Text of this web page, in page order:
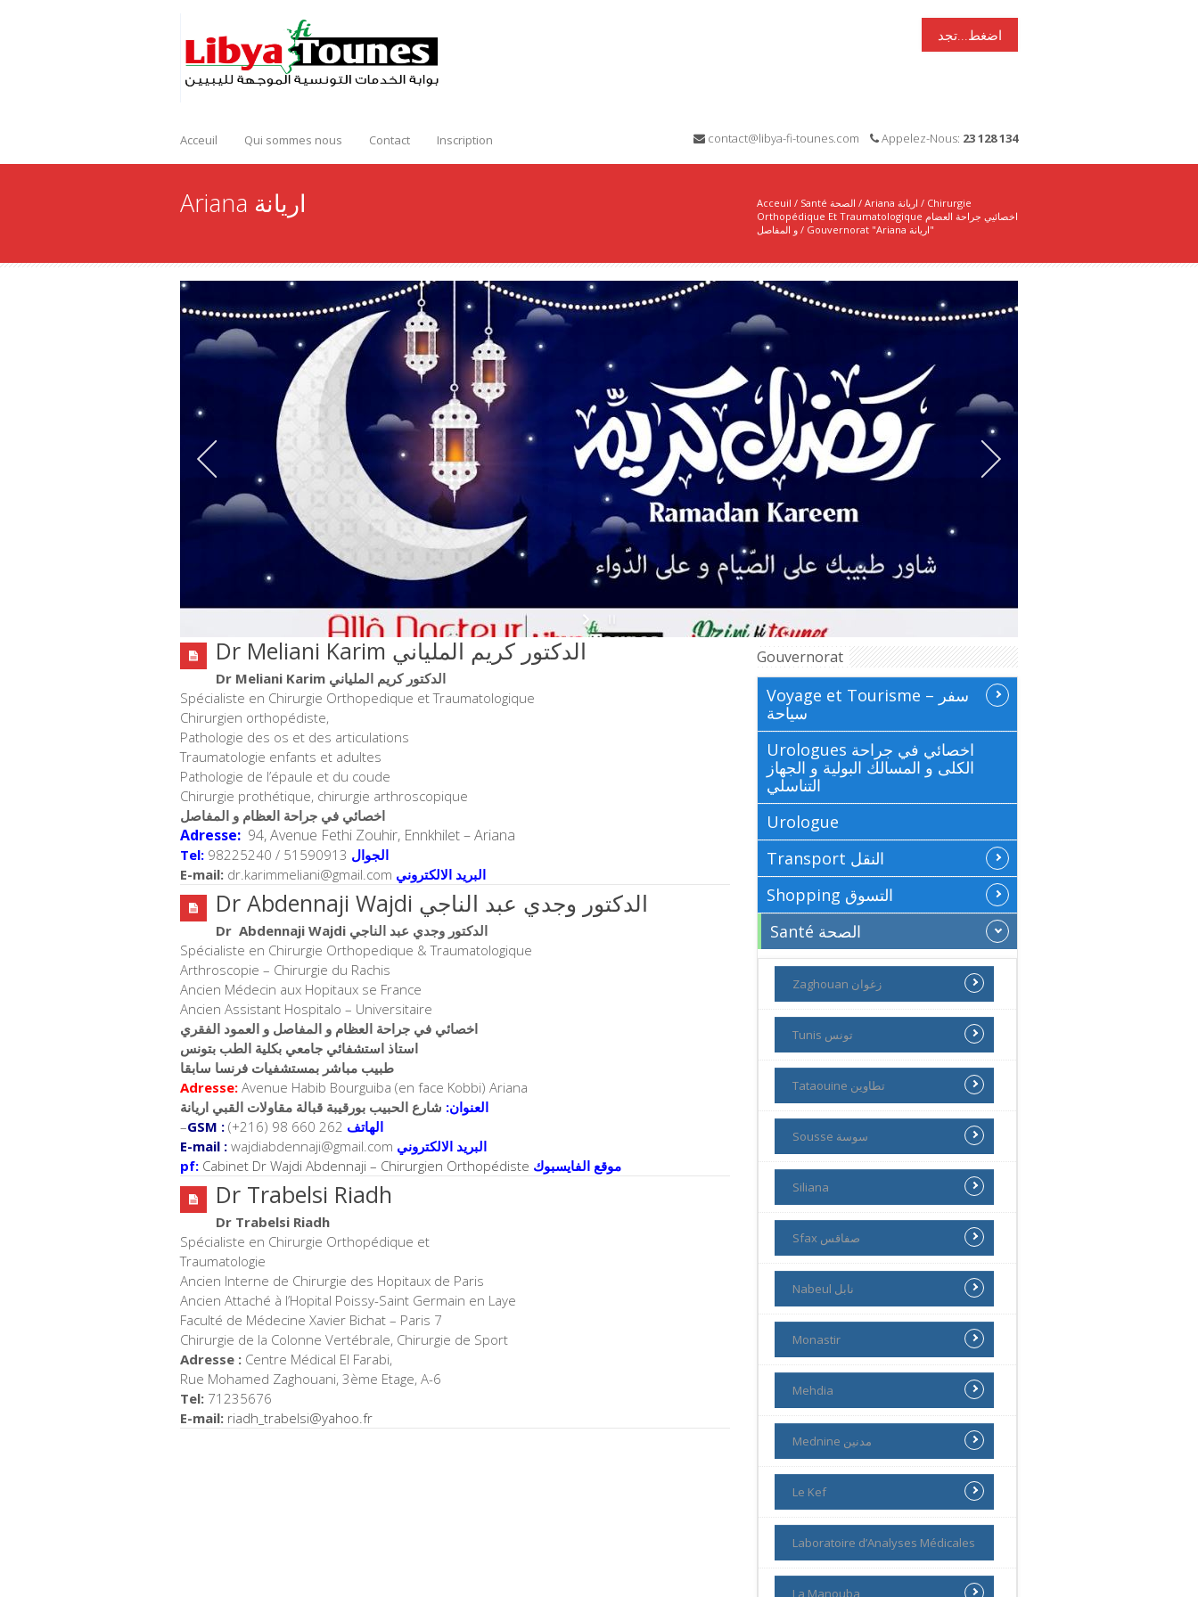
اضغط...تجد
Acceuil Qui sommes nous Contact Inscription contact@libya-fi-tounes.com Appelez-Nous: 23 128 134
Ariana اريانة Acceuil / Santé الصحة / Ariana اريانة / Chirurgie
Orthopédique Et Traumatologique اخصائيي جراحة العضام
و المفاصل / Gouvernorat "Ariana اريانة"
Dr Meliani Karim الدكتور كريم الملياني
Dr Meliani Karim الدكتور كريم الملياني
Spécialiste en Chirurgie Orthopedique et Traumatologique
Chirurgien orthopédiste,
Pathologie des os et des articulations
Traumatologie enfants et adultes
Pathologie de l’épaule et du coude
Chirurgie prothétique, chirurgie arthroscopique
اخصائي في جراحة العظام و المفاصل
Adresse: 94, Avenue Fethi Zouhir, Ennkhilet – Ariana
Tel: 98225240 / 51590913 الجوال
E-mail: dr.karimmeliani@gmail.com البريد الالكتروني
Dr Abdennaji Wajdi الدكتور وجدي عبد الناجي
Dr Abdennaji Wajdi الدكتور وجدي عبد الناجي
Spécialiste en Chirurgie Orthopedique & Traumatologique
Arthroscopie – Chirurgie du Rachis
Ancien Médecin aux Hopitaux se France
Ancien Assistant Hospitalo – Universitaire
اخصائي في جراحة العظام و المفاصل و العمود الفقري
استاذ استشفائي جامعي بكلية الطب بتونس
طبيب مباشر بمستشفيات فرنسا سابقا
Adresse: Avenue Habib Bourguiba (en face Kobbi) Ariana
العنوان: شارع الحبيب بورقيبة قبالة مقاولات القبي اريانة
–GSM : (+216) 98 660 262 الهاتف
E-mail : wajdiabdennaji@gmail.com البريد الالكتروني
pf: Cabinet Dr Wajdi Abdennaji – Chirurgien Orthopédiste موقع الفايسبوك
Dr Trabelsi Riadh
Dr Trabelsi Riadh
Spécialiste en Chirurgie Orthopédique et
Traumatologie
Ancien Interne de Chirurgie des Hopitaux de Paris
Ancien Attaché à l’Hopital Poissy-Saint Germain en Laye
Faculté de Médecine Xavier Bichat – Paris 7
Chirurgie de la Colonne Vertébrale, Chirurgie de Sport
Adresse : Centre Médical El Farabi,
Rue Mohamed Zaghouani, 3ème Etage, A-6
Tel: 71235676
E-mail: riadh_trabelsi@yahoo.fr
Gouvernorat
Voyage et Tourisme سفر –
سياحة
Urologues اخصائي في جراحة
الكلى و المسالك البولية و الجهاز
التناسلي
Urologue
Transport النقل
Shopping التسوق
Santé الصحة
Zaghouan زغوان
Tunis تونس
Tataouine تطاوين
Sousse سوسة
Siliana
Sfax صفاقس
Nabeul نابل
Monastir
Mehdia
Mednine مدنين
Le Kef
Laboratoire d’Analyses Médicales
La Manouba